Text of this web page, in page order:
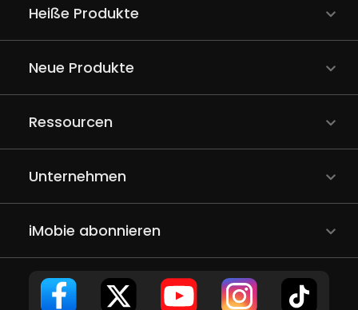
Heiße Produkte
Neue Produkte
Ressourcen
Unternehmen
iMobie abonnieren